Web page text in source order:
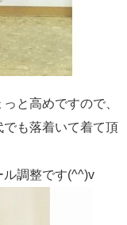
と高めですので、
も落着いて着て頂
ル調整です(^^)v